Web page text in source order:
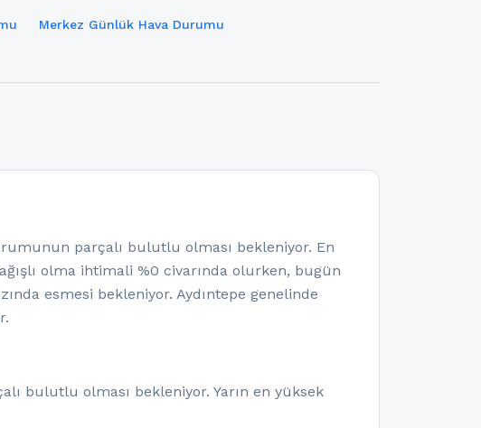
Merkez Günlük Hava Durumu
parçalı bulutlu olması bekleniyor. En
olma ihtimali %0 civarında olurken, bugün
esmesi bekleniyor. Aydıntepe genelinde
bulutlu olması bekleniyor. Yarın en yüksek